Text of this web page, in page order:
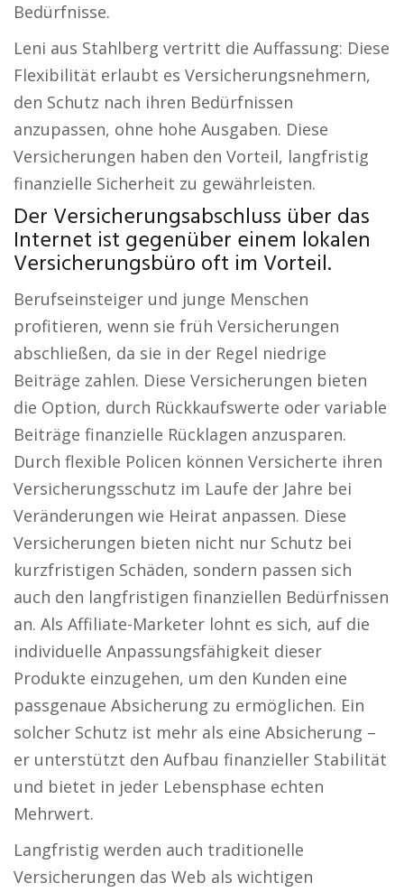
Bedürfnisse.
Leni aus Stahlberg vertritt die Auffassung: Diese
Flexibilität erlaubt es Versicherungsnehmern,
den Schutz nach ihren Bedürfnissen
anzupassen, ohne hohe Ausgaben. Diese
Versicherungen haben den Vorteil, langfristig
finanzielle Sicherheit zu gewährleisten.
Der Versicherungsabschluss über das
Internet ist gegenüber einem lokalen
Versicherungsbüro oft im Vorteil.
Berufseinsteiger und junge Menschen
profitieren, wenn sie früh Versicherungen
abschließen, da sie in der Regel niedrige
Beiträge zahlen. Diese Versicherungen bieten
die Option, durch Rückkaufswerte oder variable
Beiträge finanzielle Rücklagen anzusparen.
Durch flexible Policen können Versicherte ihren
Versicherungsschutz im Laufe der Jahre bei
Veränderungen wie Heirat anpassen. Diese
Versicherungen bieten nicht nur Schutz bei
kurzfristigen Schäden, sondern passen sich
auch den langfristigen finanziellen Bedürfnissen
an. Als Affiliate-Marketer lohnt es sich, auf die
individuelle Anpassungsfähigkeit dieser
Produkte einzugehen, um den Kunden eine
passgenaue Absicherung zu ermöglichen. Ein
solcher Schutz ist mehr als eine Absicherung –
er unterstützt den Aufbau finanzieller Stabilität
und bietet in jeder Lebensphase echten
Mehrwert.
Langfristig werden auch traditionelle
Versicherungen das Web als wichtigen